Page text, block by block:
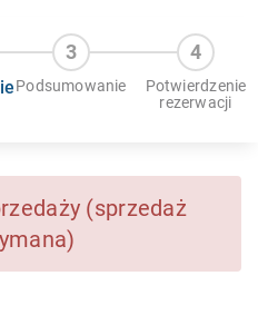
Podsumowanie
Potwierdzenie
rezerwacji
(sprzedaż